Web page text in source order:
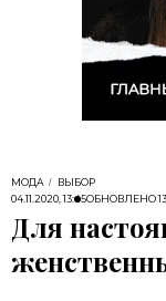
МОДА
ВЫБОР
04.11.2020, 13:45ОБНОВЛЕНО
Для